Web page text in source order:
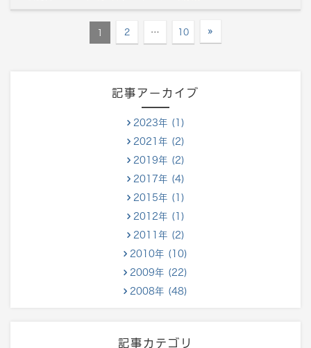
2 … 10 »
記事アーカイブ
2023年 (1)
2021年 (2)
2019年 (2)
2017年 (4)
2015年 (1)
2012年 (1)
2011年 (2)
2010年 (10)
2009年 (22)
2008年 (48)
記事カテゴリ